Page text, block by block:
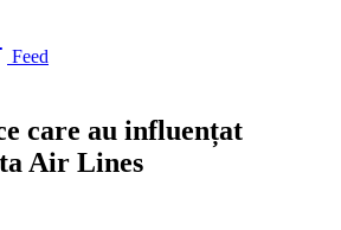
Feed
care au influențat
Air Lines